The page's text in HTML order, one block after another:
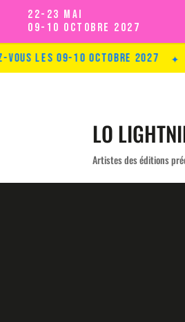
22-23 MAI
09-10 Octobre 2027
09-10 Octobre 2027 ✦
LO
Artistes des éditions